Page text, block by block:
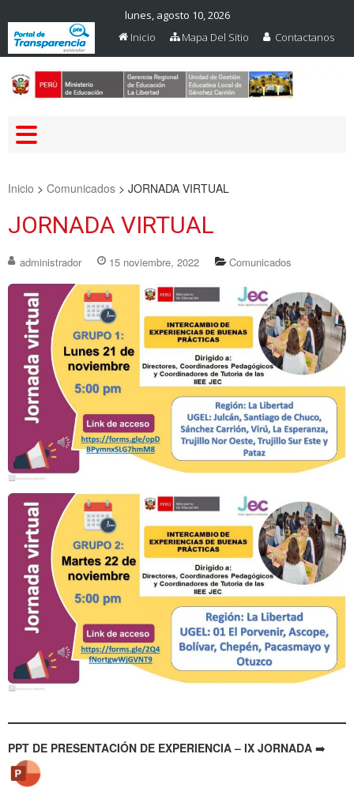
lunes, agosto 10, 2026
Inicio
Mapa Del Sitio Contactanos
Inicio > Comunicados > JORNADA VIRTUAL
JORNADA VIRTUAL
administrador 15 noviembre, 2022 Comunicados
PPT DE PRESENTACIÓN DE EXPERIENCIA – IX JORNADA ➡️